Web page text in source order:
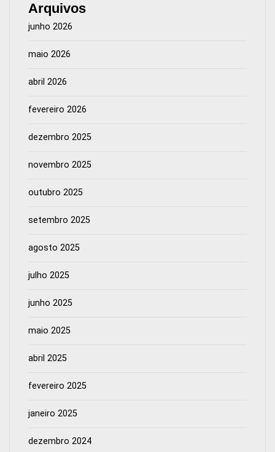
Arquivos
junho 2026
maio 2026
abril 2026
fevereiro 2026
dezembro 2025
novembro 2025
outubro 2025
setembro 2025
agosto 2025
julho 2025
junho 2025
maio 2025
abril 2025
fevereiro 2025
janeiro 2025
dezembro 2024